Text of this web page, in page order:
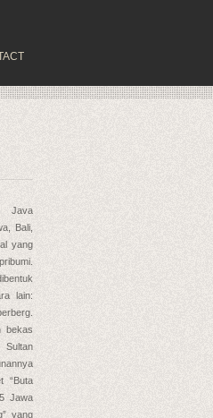
Java
Bali,
yang
lain:
bekas
“Buta
Jawa
yang